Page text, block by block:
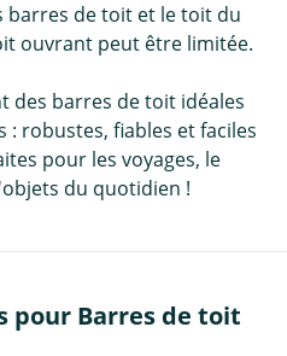
barres de toit et le toit du
ouvrant peut être limitée.
des barres de toit idéales
robustes, fiables et faciles
pour les voyages, le
du quotidien !
pour Barres de toit